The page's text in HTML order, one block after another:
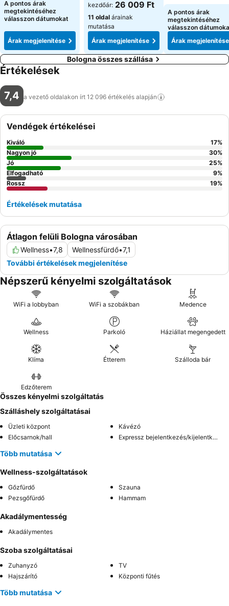
A pontos árak
megtekintéséhez
válasszon dátumokat
Árak megjelenítése
kezdőár: 26 009 Ft
11 oldal árainak
mutatása
Árak megjelenítése
A pontos árak
megtekintéséhez
válasszon
Árak megjelenítése
Bologna összes szállása
Értékelések
7,4 a vezető oldalakon írt 12 096 értékelés alapján
Átlagon felüli Bologna városában
Wellness•7,8 Wellnessfürdő•7,1
További értékelések megjelenítése
Vendégek értékelései
Kiváló 17%
Nagyon jó
30%
Jó
25%
Elfogadható
9%
Rossz
19%
Értékelések mutatása
Népszerű kényelmi szolgáltatások
WiFi a lobbyban WiFi a szobákban Medence
Wellness Parkoló Háziállat megengedett
Klíma Étterem Szálloda bár
Edzőterem
Összes kényelmi szolgáltatás
Szálláshely szolgáltatásai
Üzleti központ
Kávézó
Előcsarnok/hall
Expressz bejelentkezés/kijelentkezés
Több mutatása
Wellness-szolgáltatások
Gőzfürdő
Szauna
Pezsgőfürdő
Hammam
Akadálymentesség
Akadálymentes
Szoba szolgáltatásai
Zuhanyzó
TV
Hajszárító
Központi fűtés
Több mutatása